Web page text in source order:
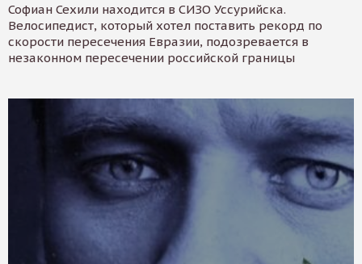
Софиан Сехили находится в СИЗО Уссурийска.
Велосипедист, который хотел поставить рекорд по
скорости пересечения Евразии, подозревается в
незаконном пересечении российской границы